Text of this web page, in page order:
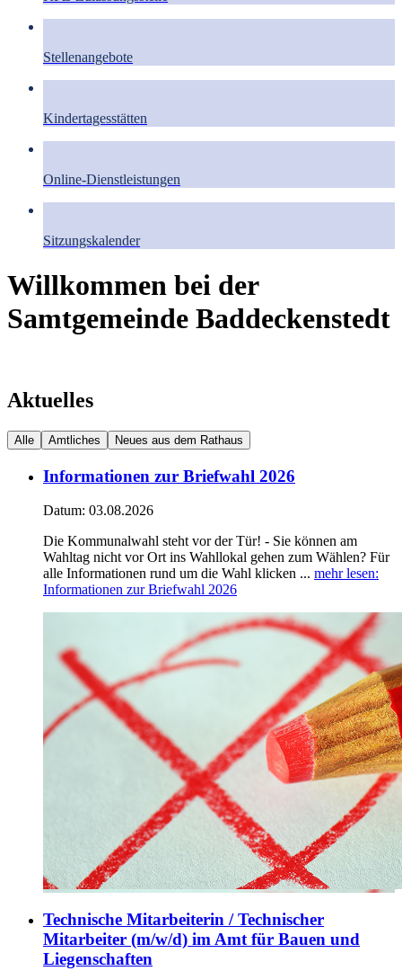
Stellenangebote
Kindertagesstätten
Online-Dienstleistungen
Sitzungskalender
Willkommen bei der
Samtgemeinde Baddeckenstedt
Aktuelles
Alle Amtliches Neues aus dem Rathaus
Informationen zur Briefwahl 2026
Datum: 03.08.2026
Die Kommunalwahl steht vor der Tür! - Sie können am
Wahltag nicht vor Ort ins Wahllokal gehen zum Wählen? Für
alle Informationen rund um die Wahl klicken ... mehr lesen:
Informationen zur Briefwahl 2026
Technische Mitarbeiterin / Technischer
Mitarbeiter (m/w/d) im Amt für Bauen und
Liegenschaften